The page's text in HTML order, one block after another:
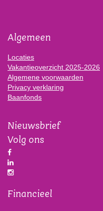
Algemeen
Locaties
Vakantieoverzicht 2025-2026
Algemene voorwaarden
Privacy verklaring
Baanfonds
Nieuwsbrief
Volg ons
Financieel